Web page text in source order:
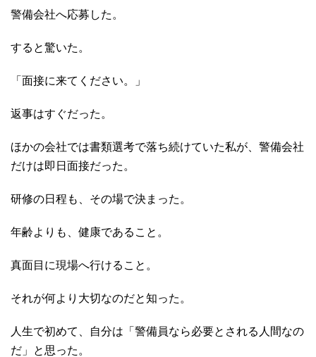
警備会社へ応募した。
すると驚いた。
「面接に来てください。」
返事はすぐだった。
ほかの会社では書類選考で落ち続けていた私が、警備会社
だけは即日面接だった。
研修の日程も、その場で決まった。
年齢よりも、健康であること。
真面目に現場へ行けること。
それが何より大切なのだと知った。
人生で初めて、自分は「警備員なら必要とされる人間なの
だ」と思った。